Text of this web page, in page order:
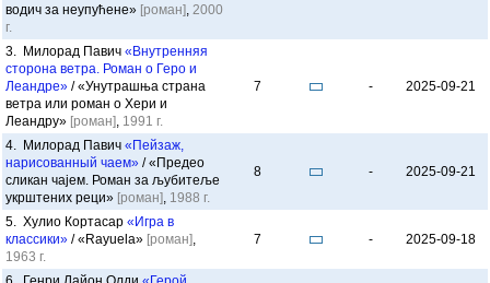
водич за неупућене» [роман], 2000
г.
3. Милорад Павич «Внутренняя
сторона ветра. Роман о Геро и
Леандре» / «Унутрашња страна
ветра или роман о Хери и
Леандру» [роман], 1991 г.
7 - 2025-09-21
4. Милорад Павич «Пейзаж,
нарисованный чаем» / «Предео
сликан чајем. Роман за љубитеље
укрштених реци» [роман], 1988 г.
8 - 2025-09-21
5. Хулио Кортасар «Игра в
классики» / «Rayuela» [роман],
1963 г.
7 - 2025-09-18